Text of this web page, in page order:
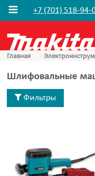
+7 (701) 518-94-
Главная
Шлифовальные
Фильтры